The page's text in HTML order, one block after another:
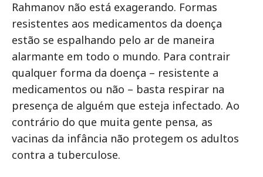
Rahmanov não está exagerando. Formas
resistentes aos medicamentos da doença
estão se espalhando pelo ar de maneira
alarmante em todo o mundo. Para contrair
qualquer forma da doença – resistente a
medicamentos ou não – basta respirar na
presença de alguém que esteja infectado. Ao
contrário do que muita gente pensa, as
vacinas da infância não protegem os adultos
contra a tuberculose.